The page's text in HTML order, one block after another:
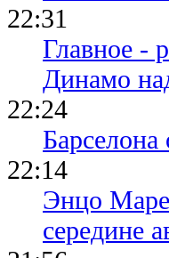
22:31
Главное -
Динамо
22:24
Барселона
22:14
Энцо
середине